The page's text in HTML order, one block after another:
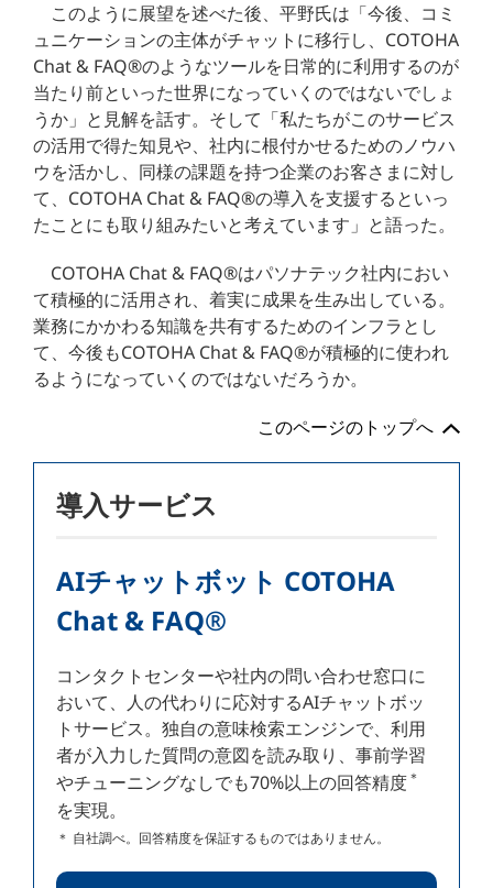
このように展望を述べた後、平野氏は「今後、コミ
ュニケーションの主体がチャットに移行し、COTOHA
Chat & FAQ®のようなツールを日常的に利用するのが
当たり前といった世界になっていくのではないでしょ
うか」と見解を話す。そして「私たちがこのサービス
の活用で得た知見や、社内に根付かせるためのノウハ
ウを活かし、同様の課題を持つ企業のお客さまに対し
て、COTOHA Chat & FAQ®の導入を支援するといっ
たことにも取り組みたいと考えています」と語った。
COTOHA Chat & FAQ®はパソナテック社内におい
て積極的に活用され、着実に成果を生み出している。
業務にかかわる知識を共有するためのインフラとし
て、今後もCOTOHA Chat & FAQ®が積極的に使われ
るようになっていくのではないだろうか。
このページのトップへ
導入サービス
AIチャットボット COTOHA
Chat & FAQ®
コンタクトセンターや社内の問い合わせ窓口に
おいて、人の代わりに応対するAIチャットボッ
トサービス。独自の意味検索エンジンで、利用
者が入力した質問の意図を読み取り、事前学習
やチューニングなしでも70%以上の回答精度＊
を実現。
＊ 自社調べ。回答精度を保証するものではありません。